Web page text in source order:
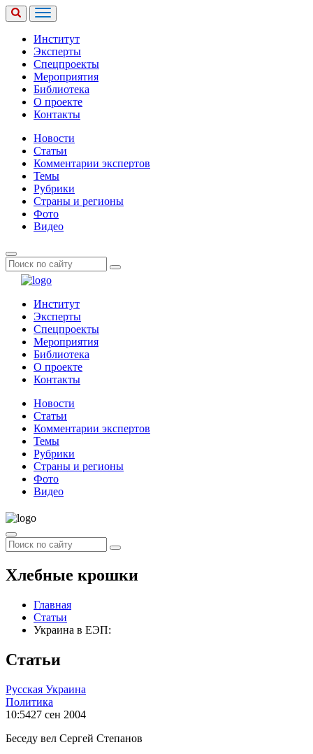
Институт
Эксперты
Спецпроекты
Мероприятия
Библиотека
О проекте
Контакты
Новости
Статьи
Комментарии экспертов
Темы
Рубрики
Страны и регионы
Фото
Видео
Институт
Эксперты
Спецпроекты
Мероприятия
Библиотека
О проекте
Контакты
Новости
Статьи
Комментарии экспертов
Темы
Рубрики
Страны и регионы
Фото
Видео
Хлебные крошки
Главная
Статьи
Украина в ЕЭП:
Статьи
Русская Украина
Политика
10:5427 сен 2004
Беседу вел Сергей Степанов